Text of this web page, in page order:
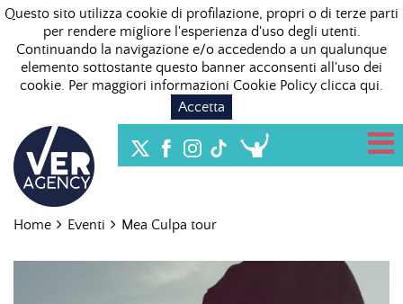
Questo sito utilizza cookie di profilazione, propri o di terze parti
per rendere migliore l'esperienza d'uso degli utenti.
Continuando la navigazione e/o accedendo a un qualunque
elemento sottostante questo banner acconsenti all'uso dei
cookie. Per maggiori informazioni Cookie Policy clicca qui.
Accetta
Home Eventi Mea Culpa tour